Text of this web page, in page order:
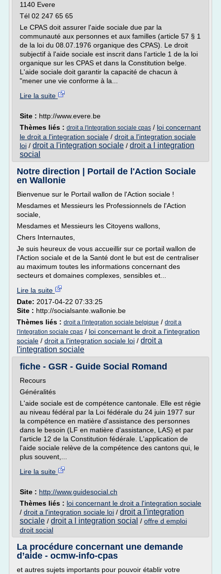
1140 Evere
Tél 02 247 65 65
Le CPAS doit assurer l'aide sociale due par la
communauté aux personnes et aux familles (article 57 § 1
de la loi du 08.07.1976 organique des CPAS). Le droit
subjectif à l'aide sociale est inscrit dans l'article 1 de la loi
organique sur les CPAS et dans la Constitution belge.
L'aide sociale doit garantir la capacité de chacun à
"mener une vie conforme à la...
Lire la suite
Site : http://www.evere.be
Thèmes liés : droit a l'integration sociale cpas / loi concernant
le droit a l'integration sociale / droit a l'integration sociale
loi / droit a l'integration sociale / droit a l integration
social
Notre direction | Portail de l'Action Sociale
en Wallonie
Bienvenue sur le Portail wallon de l'Action sociale !
Mesdames et Messieurs les Professionnels de l'Action
sociale,
Mesdames et Messieurs les Citoyens wallons,
Chers Internautes,
Je suis heureux de vous accueillir sur ce portail wallon de
l'Action sociale et de la Santé dont le but est de centraliser
au maximum toutes les informations concernant des
secteurs et domaines complexes, sensibles et...
Lire la suite
Date: 2017-04-22 07:33:25
Site : http://socialsante.wallonie.be
Thèmes liés : droit a l'integration sociale belgique / droit a
l'integration sociale cpas / loi concernant le droit a l'integration
sociale / droit a l'integration sociale loi / droit a
l'integration sociale
fiche - GSR - Guide Social Romand
Recours
Généralités
L'aide sociale est de compétence cantonale. Elle est régie
au niveau fédéral par la Loi fédérale du 24 juin 1977 sur
la compétence en matière d'assistance des personnes
dans le besoin (LF en matière d'assistance, LAS) et par
l'article 12 de la Constitution fédérale. L'application de
l'aide sociale relève de la compétence des cantons qui, le
plus souvent,...
Lire la suite
Site : http://www.guidesocial.ch
Thèmes liés : loi concernant le droit a l'integration sociale
/ droit a l'integration sociale loi / droit a l'integration
sociale / droit a l integration social / offre d emploi
droit social
La procédure concernant une demande
d’aide - ocmw-info-cpas
et autres sujets importants pour pouvoir établir votre